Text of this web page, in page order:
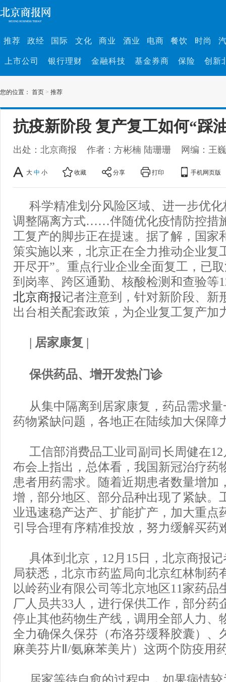
推荐 政经 国际 文化 商业 酒业 电商 餐饮 时尚
上市公司 银行理财 金融科技 基金券商 保险 创新
您的位置： 首页 > 推荐
抗疫新阶段 复产复工如何“踩
出处：北京商报 作者：方彬楠 陆珊珊 网编：王巍
大 中 小 收藏 分享 打印 手机网页版
科学精准划分风险区域、进一步优
调整隔离方式……伴随优化疫情防控措
工复产的脚步正在提速。据了解，国家
策实施以来，北京正在全力推动企业复
开尽开”。重点行业企业全面复工，已
到岗率、跨区通勤、核酸检测和查验等
北京商报记者注意到，针对新阶段、新
出台相关配套政策，为企业复工复产加
| 居家康复 |
保供药品、增开发热门诊
从集中隔离到居家康复，药品需求
药物紧缺问题，各地正在陆续加大保障
工信部消费品工业司副司长周健在
布会上指出，总体看，我国新冠治疗药
患者用药需求。随着近期患者数量增加
增，部分地区、部分品种出现了紧缺。
业迅速稳产达产、扩能扩产，加大重点
引导合理有序精准投放，努力缓解买药
具体到北京，12月15日，北京商报
局获悉，北京市药监局向北京红林制药
以岭药业有限公司等北京地区11家药品
厂人员共33人，进行保供工作，部分药
停止其他药物生产线，调用全部人力、
全力确保久保芬（布洛芬缓释胶囊）、
麻美芬片Ⅱ/氨麻苯美片）这两个防疫用
居家等待自愈的过程中，如果病情